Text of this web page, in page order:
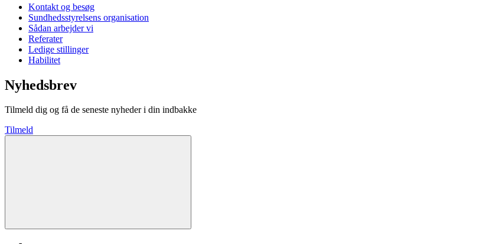
Kontakt og besøg
Sundhedsstyrelsens organisation
Sådan arbejder vi
Referater
Ledige stillinger
Habilitet
Nyhedsbrev
Tilmeld dig og få de seneste nyheder i din indbakke
Tilmeld